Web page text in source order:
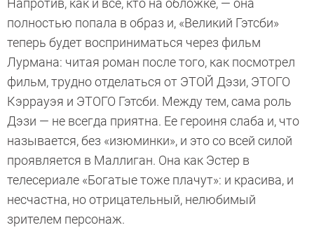
Напротив, как и все, кто на обложке, — она
полностью попала в образ и, «Великий Гэтсби»
теперь будет восприниматься через фильм
Лурмана: читая роман после того, как посмотрел
фильм, трудно отделаться от ЭТОЙ Дэзи, ЭТОГО
Кэррауэя и ЭТОГО Гэтсби. Между тем, сама роль
Дэзи — не всегда приятна. Ее героиня слаба и, что
называется, без «изюминки», и это со всей силой
проявляется в Маллиган. Она как Эстер в
телесериале «Богатые тоже плачут»: и красива, и
несчастна, но отрицательный, нелюбимый
зрителем персонаж.